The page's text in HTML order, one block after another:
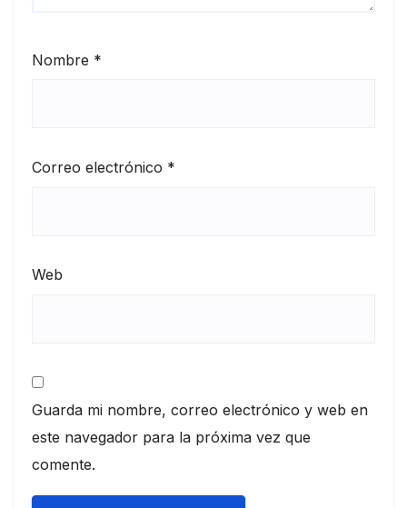
Nombre *
Correo electrónico *
Web
Guarda mi nombre, correo electrónico y web en
este navegador para la próxima vez que
comente.